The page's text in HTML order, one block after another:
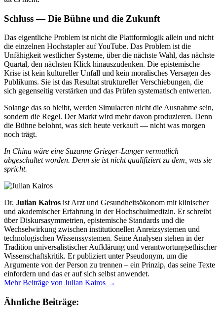
Schluss — Die Bühne und die Zukunft
Das eigentliche Problem ist nicht die Plattformlogik allein und nicht
die einzelnen Hochstapler auf YouTube. Das Problem ist die
Unfähigkeit westlicher Systeme, über die nächste Wahl, das nächste
Quartal, den nächsten Klick hinauszudenken. Die epistemische
Krise ist kein kultureller Unfall und kein moralisches Versagen des
Publikums. Sie ist das Resultat struktureller Verschiebungen, die
sich gegenseitig verstärken und das Prüfen systematisch entwerten.
Solange das so bleibt, werden Simulacren nicht die Ausnahme sein,
sondern die Regel. Der Markt wird mehr davon produzieren. Denn
die Bühne belohnt, was sich heute verkauft — nicht was morgen
noch trägt.
In China wäre eine Suzanne Grieger-Langer vermutlich
abgeschaltet worden. Denn sie ist nicht qualifiziert zu dem, was sie
spricht.
Dr. Julian Kairos ist Arzt und Gesundheitsökonom mit klinischer
und akademischer Erfahrung in der Hochschulmedizin. Er schreibt
über Diskursasymmetrien, epistemische Standards und die
Wechselwirkung zwischen institutionellen Anreizsystemen und
technologischen Wissenssystemen. Seine Analysen stehen in der
Tradition universalistischer Aufklärung und verantwortungsethischer
Wissenschaftskritik. Er publiziert unter Pseudonym, um die
Argumente von der Person zu trennen – ein Prinzip, das seine Texte
einfordern und das er auf sich selbst anwendet.
Mehr Beiträge von Julian Kairos →
Ähnliche Beiträge: